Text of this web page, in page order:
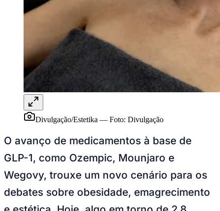
Juventude
O avanço de medicamentos à base de
GLP-1, como Ozempic, Mounjaro e
Wegovy, trouxe um novo cenário para os
debates sobre obesidade, emagrecimento